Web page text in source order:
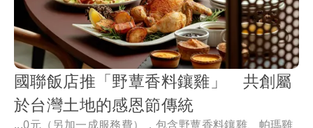
國聯飯店推「野蕈香料鑲雞」 共創屬
於台灣土地的感恩節傳統
...0元（另加一成服務費），包含野蕈香料鑲雞、帕瑪雞